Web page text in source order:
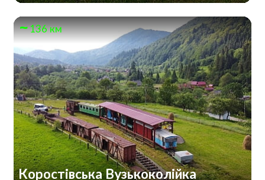
136 км
Коростівська Вузькоколійка